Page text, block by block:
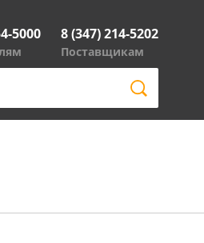
5000 8 (347) 214-5202
Поставщикам